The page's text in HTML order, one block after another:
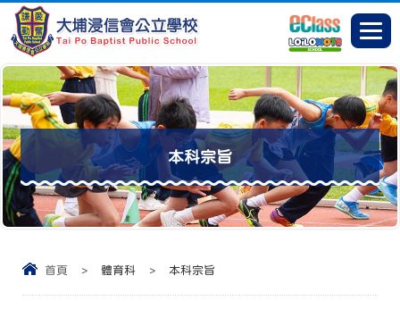
本科宗旨
首頁 > 體育科 > 本科宗旨